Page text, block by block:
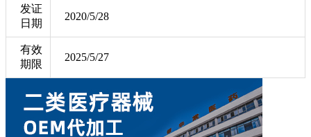
发证
日期
2020/5/28
有效
期限
2025/5/27